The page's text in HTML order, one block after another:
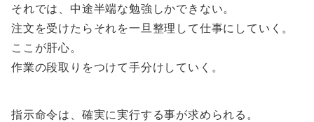
それでは、中途半端な勉強しかできない。
注文を受けたらそれを一旦整理して仕事にしていく。
ここが肝心。
作業の段取りをつけて手分けしていく。
指示命令は、確実に実行する事が求められる。